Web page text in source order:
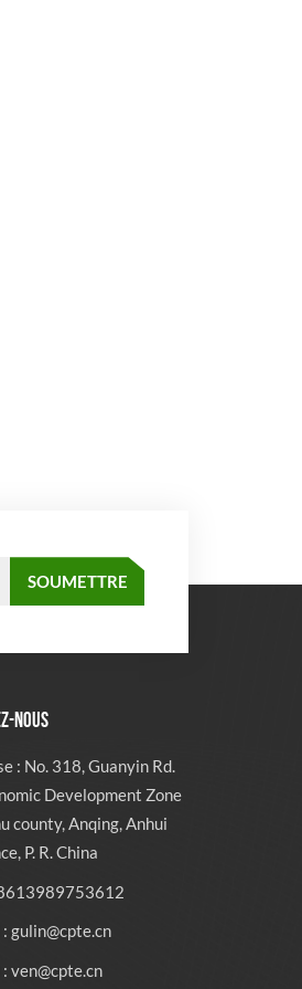
NOUS
: No. 318, Guanyin Rd.
Development Zone
county, Anqing, Anhui
P. R. China
gulin@cpte.cn
ven@cpte.cn